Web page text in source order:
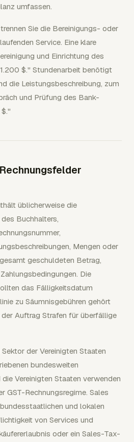
umfassen.
Sie die Bereinigungs- oder
Service. Eine klare
und Einrichtung des
$." Stundenarbeit benötigt
die Leistungsbeschreibung, zum
und Prüfung des Bank-
üblicherweise die
Buchhalters,
Mengen oder
geschuldeten Betrag,
Die
das Fälligkeitsdatum
zu Säumnisgebühren gehört
Auftrag Strafen für überfällige
der Vereinigten Staaten
bundesweiten
Vereinigten Staaten verwenden
GST-Rechnungsregime. Sales
und lokalen
von Services und
oder ein Sales-Tax-